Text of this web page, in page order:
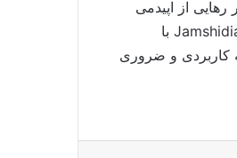
از اپیدمی
برای همه الزامی می باشد. سلامتی شما مهم ترین الویت ماست. ما در تیم قدرتمند Jamshidian Healt با
کاربردی و ضروری